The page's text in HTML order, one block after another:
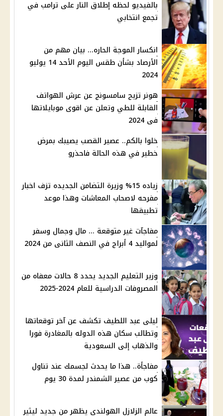
بالفيديو لحظه إطلاق النار على ترامب في
تجمع انتخابي
انكسار الموجة الحاره... بيان مهم من
الأرصاد بشأن طقس اليوم الأحد 14 يوليو
2024
هونر تزيح سامسونج عن عرش الهواتف
القابلة للطي وتعلن عن اقوى موبايلاتها
فى 2024
خلوا بالكم.. عصير القصب يصيبك بمرض
خطير في هذه الحالة فاحذرو
زياده 15% وزيرة التضامن الجديده تزف اخبار
مفرحه لاصحاب المعاشات وهذا موعد
تطبيقها
مفاجآت غير متوقعة ... مال وجمال وسفر
لمواليد 4 أبراج في النصف الثانى من 2024
وزير التعليم الجديد يحدد 8 حالات معفاه من
المصروفات الدراسية للعام 2024-2025
ليلى عبد اللطيف تكشف عن آخر توقعاتها
وتطالب سكان هذه الدوله بالمغادرة فورا
والذهاب إلى السعودية
مفاجأة.. هذا ما يحدث لجسمك عند تناول
كوب من عصير الشمندر لمدة 30 يوم
عالم الزلازل الهولندى يظهر من جديد ليثير